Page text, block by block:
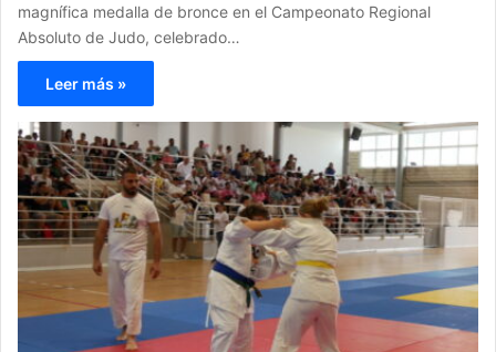
magnífica medalla de bronce en el Campeonato Regional
Absoluto de Judo, celebrado…
Leer más »